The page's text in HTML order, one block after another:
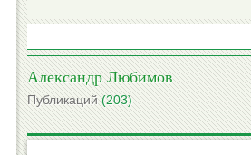
Степанов
Гришин
Вячеслав
Колосков
Виктор
Коноплев
Александр Любимов
Публикаций(203)